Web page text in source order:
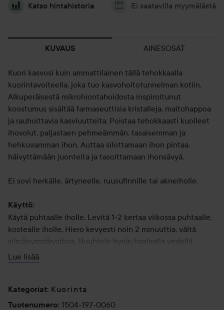
Katso hintahistoria Ei saatavilla myymälästä
KUVAUS AINESOSAT
Kuori kasvosi kuin ammattilainen tällä tehokkaalla
kuorintavoiteella, joka tuo kasvohoitotunnelman kotiin.
Alkuperäisestä mikrohiontahoidosta inspiroitunut
koostumus sisältää farmaseuttisia kristalleja, maitohappoa
ja rauhoittavia kasviuutteita. Poistaa tehokkaasti kuolleet
ihosolut, paljastaen pehmeämmän, tasaisemman ja
hehkuvamman ihon. Auttaa silottamaan ihon pintaa,
häivyttämään juonteita ja tasoittamaan ihonsävyä.
Ei sovi herkälle, ärtyneelle, ruusufinnille tai akneiholle.
Käyttö:
Käytä puhtaalle iholle. Levitä 1-2 kertaa viikossa puhtaalle,
kostealle iholle. Hiero kevyesti noin 2 minuuttia, vältä
silmänympärysihoa. Huuhtele hyvin haalealla vedellä.
Kosteuta jälkeenpäin ylläpitääksesi ihon
kosteustasapainoa. Odota aina vähintään 3 päivää
Lue lisää
Kategoriat: Kuorinta
Tuotenumero: 1504-197-0060